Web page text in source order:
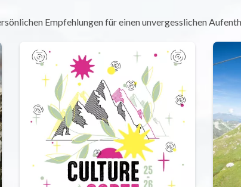
Empfehlungen für einen unvergesslichen